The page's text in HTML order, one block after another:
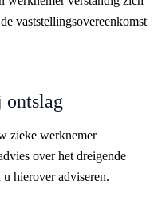
vaststellingsovereenkomst
ontslag
zieke werknemer
over het dreigende
u hierover adviseren.